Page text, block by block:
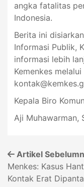
angka fatalitas
Indonesia.
Berita ini
Informasi Publik,
informasi lebih
Kemenkes
Kepala Biro
Aji Muhawarman,
Artikel
Menkes: Kasus
Kontak Erat